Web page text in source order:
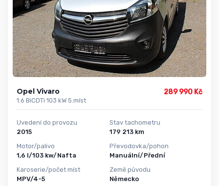
Opel Vivaro
1.6 BiCDTi 103 kW 5.míst
289 990 Kč
Uvedení do provozu
2015
Motor/palivo
1,6 l/103 kw/Nafta
Karoserie/počet míst
MPV/4-5
Stav tachometru
179 213 km
Převodovka/pohon
Manuální/Přední
Země původu
Německo